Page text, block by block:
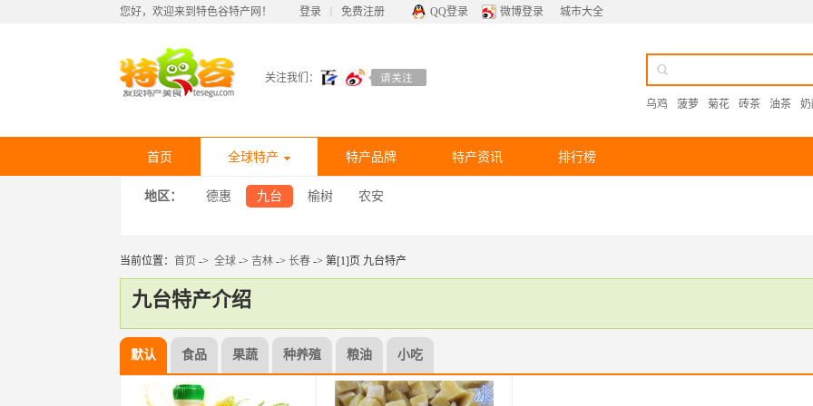
您好，欢迎来到特色谷特产网！ 登录 免费注册 QQ登录 微博登录 城市大全
关注我们：
乌鸡 菠萝 菊花 砖茶 油茶
首页 全球特产 特产品牌 特产资讯 排行榜
地区： 德惠 九台 榆树 农安
当前位置： 首页 -> 全球 -> 吉林 -> 长春 -> 第[1]页 九台特产
九台特产介绍
默认 食品 果蔬 种养殖 粮油 小吃